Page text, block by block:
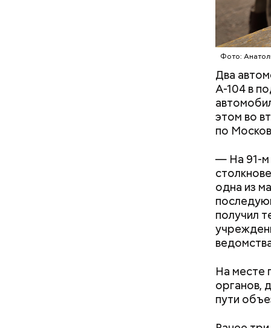
Фото:
Два
А-104 в
этом во
по
— На 91-м
одна из
получил
На месте
органов,
пути
Началось
скрытую
матери и
пищу ела
Стражи
план
аэропорт.